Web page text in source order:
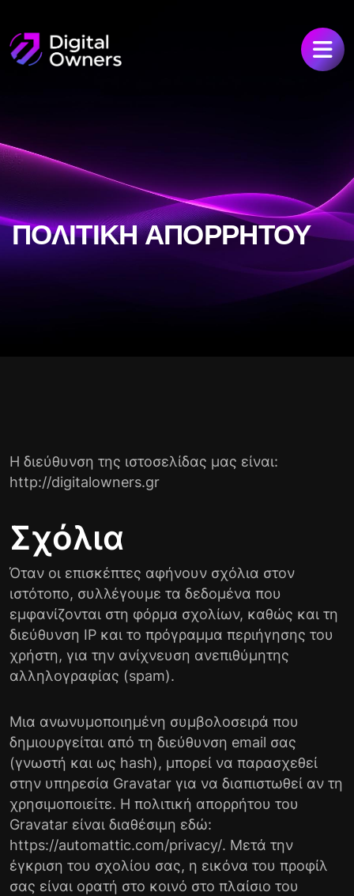
ΠΟΛΙΤΙΚΗ ΑΠΟΡΡΗΤΟΥ
Η διεύθυνση της ιστοσελίδας μας είναι:
http://digitalowners.gr
Σχόλια
Όταν οι επισκέπτες αφήνουν σχόλια στον
ιστότοπο, συλλέγουμε τα δεδομένα που
εμφανίζονται στη φόρμα σχολίων, καθώς και τη
διεύθυνση IP και το πρόγραμμα περιήγησης του
χρήστη, για την ανίχνευση ανεπιθύμητης
αλληλογραφίας (spam).
Μια ανωνυμοποιημένη συμβολοσειρά που
δημιουργείται από τη διεύθυνση email σας
(γνωστή και ως hash), μπορεί να παρασχεθεί
στην υπηρεσία Gravatar για να διαπιστωθεί αν τη
χρησιμοποιείτε. Η πολιτική απορρήτου του
Gravatar είναι διαθέσιμη εδώ:
https://automattic.com/privacy/. Μετά την
έγκριση του σχολίου σας, η εικόνα του προφίλ
σας είναι ορατή στο κοινό στο πλαίσιο του